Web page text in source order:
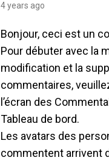
4 years ago
Bonjour, ceci est un
Pour débuter avec la
modification et la
commentaires,
l’écran des
Tableau de bord.
Les avatars des
commentent arrivent